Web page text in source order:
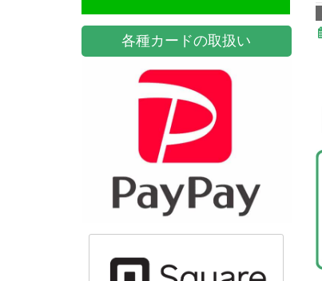
各種カードの取扱い